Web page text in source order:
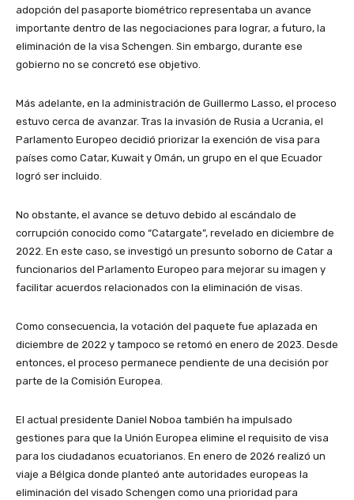
adopción del pasaporte biométrico representaba un avance
importante dentro de las negociaciones para lograr, a futuro, la
eliminación de la visa Schengen. Sin embargo, durante ese
gobierno no se concretó ese objetivo.
Más adelante, en la administración de Guillermo Lasso, el proceso
estuvo cerca de avanzar. Tras la invasión de Rusia a Ucrania, el
Parlamento Europeo decidió priorizar la exención de visa para
países como Catar, Kuwait y Omán, un grupo en el que Ecuador
logró ser incluido.
No obstante, el avance se detuvo debido al escándalo de
corrupción conocido como “Catargate”, revelado en diciembre de
2022. En este caso, se investigó un presunto soborno de Catar a
funcionarios del Parlamento Europeo para mejorar su imagen y
facilitar acuerdos relacionados con la eliminación de visas.
Como consecuencia, la votación del paquete fue aplazada en
diciembre de 2022 y tampoco se retomó en enero de 2023. Desde
entonces, el proceso permanece pendiente de una decisión por
parte de la Comisión Europea.
El actual presidente Daniel Noboa también ha impulsado
gestiones para que la Unión Europea elimine el requisito de visa
para los ciudadanos ecuatorianos. En enero de 2026 realizó un
viaje a Bélgica donde planteó ante autoridades europeas la
eliminación del visado Schengen como una prioridad para